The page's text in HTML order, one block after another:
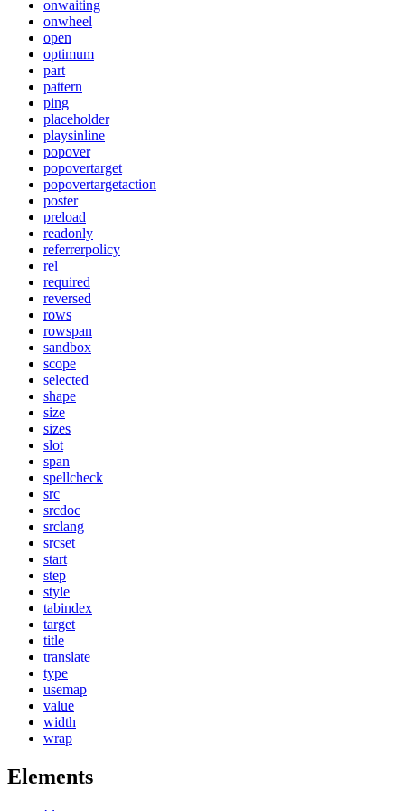
onwaiting
onwheel
open
optimum
part
pattern
ping
placeholder
playsinline
popover
popovertarget
popovertargetaction
poster
preload
readonly
referrerpolicy
rel
required
reversed
rows
rowspan
sandbox
scope
selected
shape
size
sizes
slot
span
spellcheck
src
srcdoc
srclang
srcset
start
step
style
tabindex
target
title
translate
type
usemap
value
width
wrap
Elements